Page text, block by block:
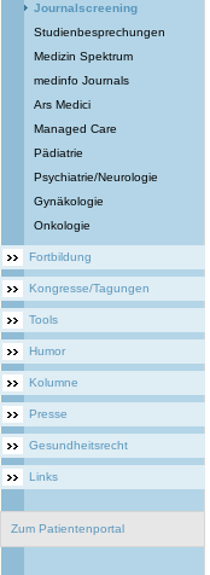
Journalscreening
Studienbesprechungen
Medizin Spektrum
medinfo Journals
Ars Medici
Managed Care
Pädiatrie
Psychiatrie/Neurologie
Gynäkologie
Onkologie
Fortbildung
Kongresse/Tagungen
Tools
Humor
Kolumne
Presse
Gesundheitsrecht
Links
Zum Patientenportal